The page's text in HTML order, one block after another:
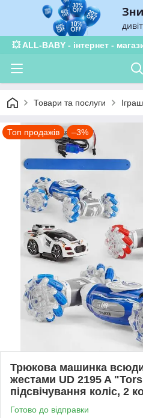
💥 ALL-BABY - інтернет -
Товари та послуги
Топ продажів –3%
Трюкова машинка
жестами UD 2195 A
підсвічування коліс, 2
Готово до відправки